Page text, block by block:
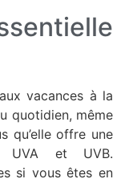
vacances à la
quotidien, même
qu’elle offre une
UVA et UVB.
si vous êtes en